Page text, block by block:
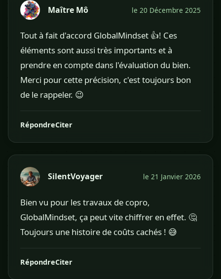
Maître Mô le 20 Décembre 2025
Tout à fait d'accord GlobalMindset 👍! Ces
éléments sont aussi très importants et à
prendre en compte dans l'évaluation du bien.
Merci pour cette précision, c'est toujours bon
de le rappeler. 😉
RépondreCiter
SilentVoyager le 21 Janvier 2026
Bien vu pour les travaux de copro,
GlobalMindset, ça peut vite chiffrer en effet. 🤔
Toujours une histoire de coûts cachés ! 😅
RépondreCiter